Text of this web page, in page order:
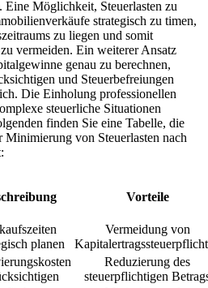
Eine Möglichkeit, Steuerlasten zu
strategisch zu timen,
zu liegen und somit
vermeiden. Ein weiterer Ansatz
genau zu berechnen,
und Steuerbefreiungen
Die Einholung professionellen
steuerliche Situationen
finden Sie eine Tabelle, die
von Steuerlasten nach
Vorteile
planen
Vermeidung von
Reduzierung des
steuerpflichtigen